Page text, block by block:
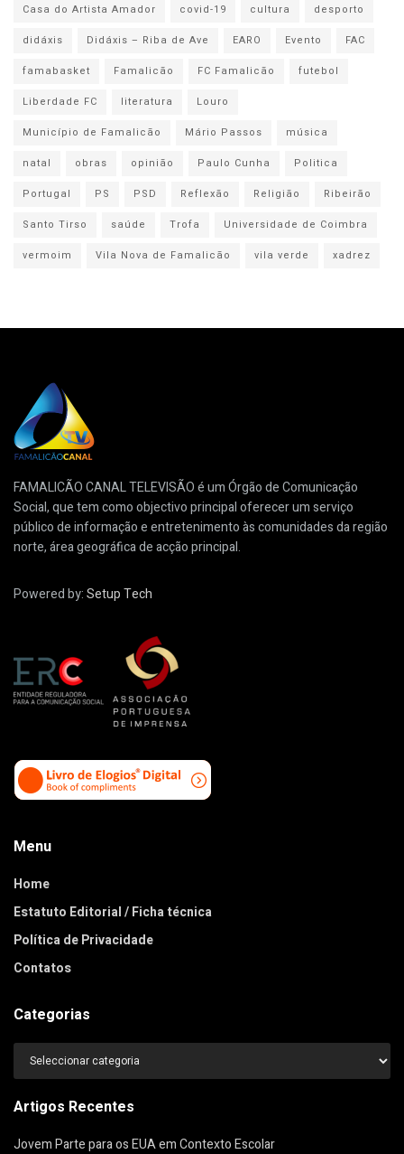
Casa do Artista Amador
covid-19 cultura
desporto
didáxis
Didáxis – Riba de Ave EARO Evento
FAC
famabasket
Famalicão FC Famalicão
futebol
Liberdade FC
literatura
Louro
Município de Famalicão
Mário Passos
música
natal
obras opinião Paulo Cunha
Politica
Portugal
PS PSD Reflexão Religião
Ribeirão
Santo Tirso
saúde Trofa
Universidade de Coimbra
vermoim
Vila Nova de Famalicão vila verde xadrez
FAMALICÃO CANAL TELEVISÃO é um Órgão de Comunicação
Social, que tem como objectivo principal oferecer um serviço
público de informação e entretenimento às comunidades da região
norte, área geográfica de acção principal.
Powered by:Setup Tech
Menu
Home
Estatuto Editorial / Ficha técnica
Política de Privacidade
Contatos
Categorias
Categorias
Artigos Recentes
Jovem Parte para os EUA em Contexto Escolar